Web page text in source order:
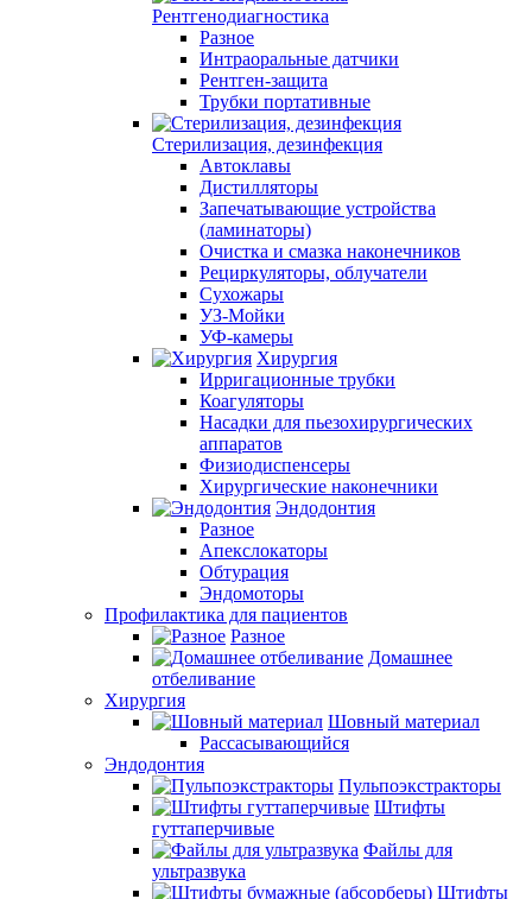
Рентгенодиагностика
Разное
Интраоральные датчики
Рентген-защита
Трубки портативные
Стерилизация, дезинфекция
Автоклавы
Дистилляторы
Запечатывающие устройства
(ламинаторы)
Очистка и смазка наконечников
Рециркуляторы, облучатели
Сухожары
УЗ-Мойки
УФ-камеры
Хирургия
Ирригационные трубки
Коагуляторы
Насадки для пьезохирургических
аппаратов
Физиодиспенсеры
Хирургические наконечники
Эндодонтия
Разное
Апекслокаторы
Обтурация
Эндомоторы
Профилактика для пациентов
Разное
Домашнее
отбеливание
Хирургия
Шовный материал
Рассасывающийся
Эндодонтия
Пульпоэкстракторы
Штифты
гуттаперчивые
Файлы для
ультразвука
Штифты